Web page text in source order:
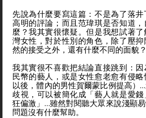
先說為什麼要寫這篇：不是為了落
高明的評論；而且范瑋琪是否知道
麼？我其實很懷疑。但是我想試著
灣女性，對於性別的角色，除了壓
然的接受之外，還有什麼不同的面貌？
我其實很不喜歡把結論直接跳到：
民幣的藝人，或是女性愈老愈有侵
以後，體內的男性賀爾蒙比例提高）
歧視，可以被簡化成「藝人就是愛
狂偏激」…雖然對閱聽大眾來說淺顯
問題沒有什麼幫助。